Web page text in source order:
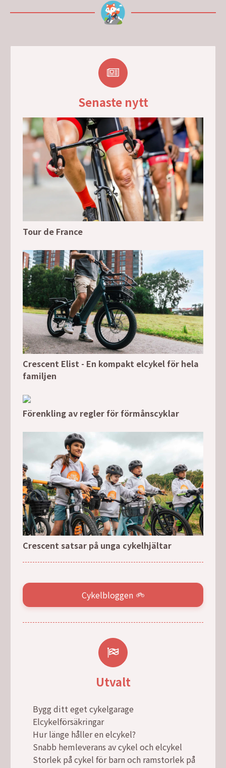
Senaste nytt
Tour de France
Crescent Elist - En kompakt elcykel för hela
familjen
Förenkling av regler för förmånscyklar
Crescent satsar på unga cykelhjältar
Cykelbloggen
Utvalt
Bygg ditt eget cykelgarage
Elcykelförsäkringar
Hur länge håller en elcykel?
Snabb hemleverans av cykel och elcykel
Storlek på cykel för barn och ramstorlek på